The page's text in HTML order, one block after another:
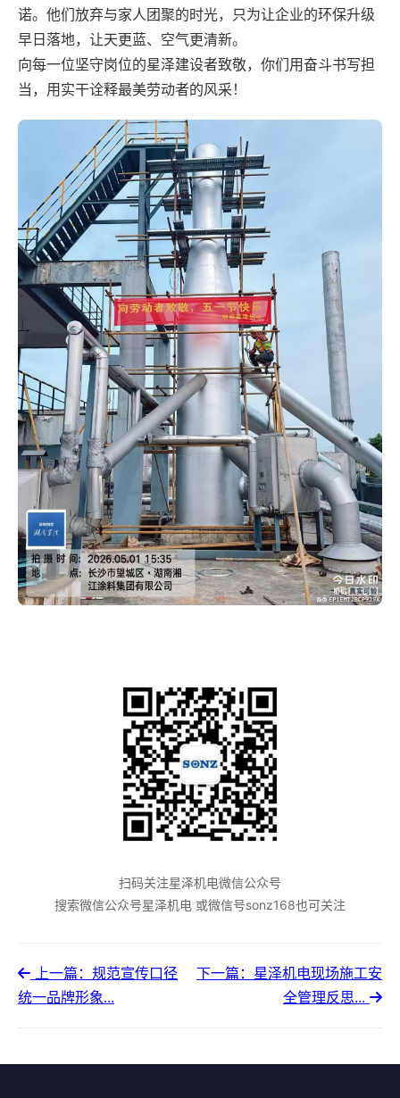
诺。他们放弃与家人团聚的时光，只为让企业的环保升级
早日落地，让天更蓝、空气更清新。
向每一位坚守岗位的星泽建设者致敬，你们用奋斗书写担
当，用实干诠释最美劳动者的风采！
扫码关注星泽机电微信公众号
搜索微信公众号星泽机电 或微信号sonz168也可关注
上一篇：规范宣传口径
统一品牌形象...
下一篇：星泽机电现场施工安
全管理反思...